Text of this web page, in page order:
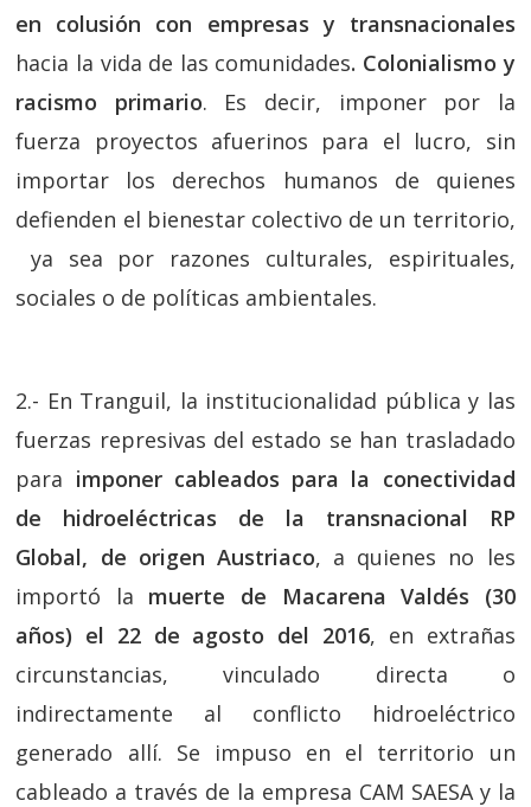
en colusión con empresas y transnacionales
hacia la vida de las comunidades. Colonialismo y
racismo
primario. Es decir, imponer por la
fuerza proyectos afuerinos para el lucro, sin
importar los derechos humanos de quienes
defienden el bienestar colectivo de un territorio,
ya sea por razones culturales, espirituales,
sociales o de políticas ambientales.
2.- En Tranguil, la institucionalidad pública y las
fuerzas represivas del estado se han trasladado
para imponer cableados para la conectividad
de hidroeléctricas de la transnacional RP
Global, de origen Austriaco, a quienes no les
importó la muerte de Macarena Valdés (30
años) el 22 de agosto del 2016, en extrañas
circunstancias, vinculado directa o
indirectamente al conflicto hidroeléctrico
generado allí. Se impuso en el territorio un
cableado a través de la empresa CAM SAESA y la